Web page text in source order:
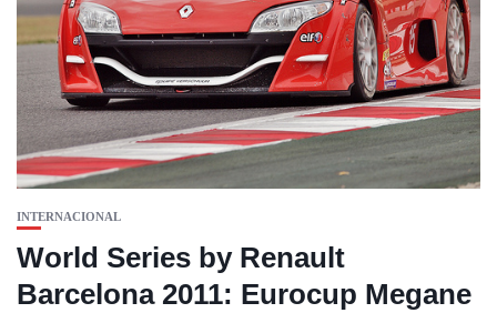
INTERNACIONAL
World Series by Renault
Barcelona 2011: Eurocup Megane